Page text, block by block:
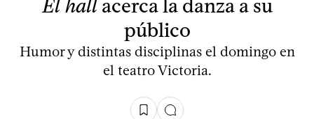
El hallacerca la danza a su
público
Humor y distintas disciplinas el domingo en
el teatro Victoria.